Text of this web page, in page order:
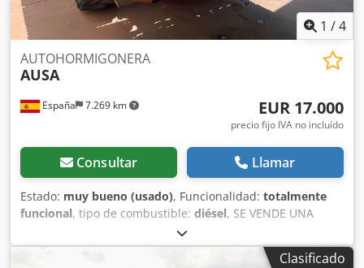
1 /4
España 7.269 km
AUTOHORMIGONERA
AUSA
EUR 17.000
precio fijo IVA no incluído
Consultar Llamar
Estado: muy bueno (usado), Funcionalidad: totalmente
funcional, tipo de combustible: diésel, SE VENDE UNA
AUTORMIGONERA MARCA AUSA DE 5M3 DE HORMIGON.
Cjdpozrpyhsfx Afnsha IMPECABLE, REVISION TOTAL
Clasificado